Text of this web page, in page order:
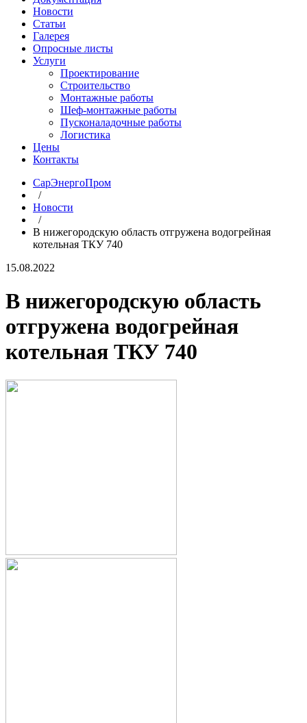
Новости
Статьи
Галерея
Опросные листы
Услуги
Проектирование
Строительство
Монтажные работы
Шеф-монтажные работы
Пусконаладочные работы
Логистика
Цены
Контакты
СарЭнергоПром
/
Новости
/
В нижегородскую область отгружена водогрейная
котельная ТКУ 740
15.08.2022
В нижегородскую область
отгружена водогрейная
котельная ТКУ 740